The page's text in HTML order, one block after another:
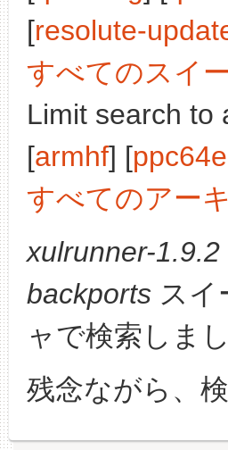
[resolute-
すべてのスイ
Limit search to
[armhf] [
すべてのアー
xulrunner-1.9.2
backports スイ
ャで検索しまし
残念ながら、